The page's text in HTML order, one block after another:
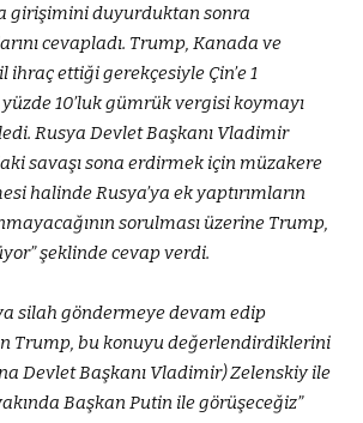
girişimini duyurduktan sonra
cevapladı. Trump, Kanada ve
ihraç ettiği gerekçesiyle Çin’e 1
10’luk gümrük vergisi koymayı
Rusya Devlet Başkanı Vladimir
savaşı sona erdirmek için müzakere
halinde Rusya’ya ek yaptırımların
sorulması üzerine Trump,
şeklinde cevap verdi.
silah göndermeye devam edip
Trump, bu konuyu değerlendirdiklerini
Devlet Başkanı Vladimir) Zelenskiy ile
Başkan Putin ile görüşeceğiz”